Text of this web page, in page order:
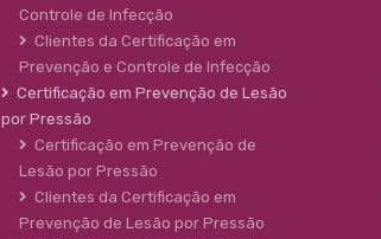
Controle de Infecção
Clientes da Certificação em
Prevenção e Controle de Infecção
Certificação em Prevenção de Lesão
por Pressão
Certificação em Prevenção de
Lesão por Pressão
Clientes da Certificação em
Prevenção de Lesão por Pressão